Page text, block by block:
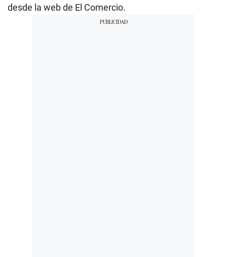
desde la web de El Comercio.